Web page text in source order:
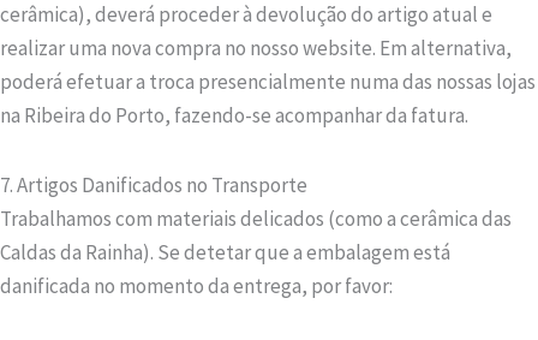
cerâmica), deverá proceder à devolução do artigo atual e
realizar uma nova compra no nosso website. Em alternativa,
poderá efetuar a troca presencialmente numa das nossas lojas
na Ribeira do Porto, fazendo-se acompanhar da fatura.
7. Artigos Danificados no Transporte
Trabalhamos com materiais delicados (como a cerâmica das
Caldas da Rainha). Se detetar que a embalagem está
danificada no momento da entrega, por favor: